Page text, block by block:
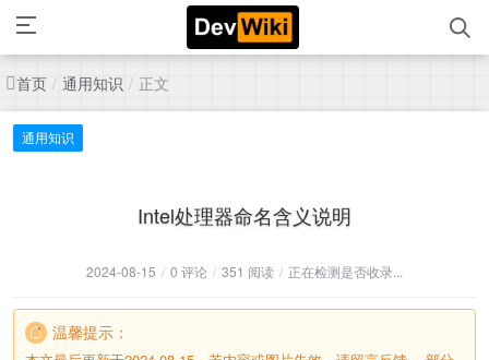
首页 / 通用知识 / 正文
通用知识
Intel处理器命名含义说明
2024-08-15 / 0 评论 / 351 阅读 / 正在检测是否收录...
温馨提示：